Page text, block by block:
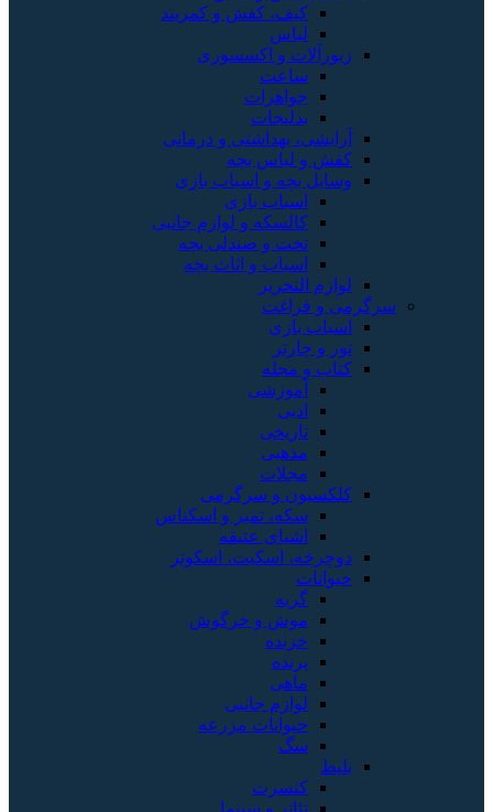
کیف، کفش و کمربند
لباس
زیورآلات و اکسسوری
ساعت
جواهرات
بدلیجات
آرایشی، بهداشتی و درمانی
کفش و لباس بچه
وسایل بچه و اسباب بازی
اسباب بازی
کالسکه و لوازم جانبی
تخت و صندلی بچه
اسباب و اثاث بچه
لوازم التحریر
سرگرمی و فراغت
اسباب‌ بازی
تور و چارتر
کتاب و مجله
آموزشی
ادبی
تاریخی
مذهبی
مجلات
کلکسیون و سرگرمی
سکه، تمبر و اسکناس
اشیای عتیقه
دوچرخه، اسکیت، اسکوتر
حیوانات
گربه
موش و خرگوش
خزنده
پرنده
ماهی
لوازم جانبی
حیوانات مزرعه
سگ
بلیط
کنسرت